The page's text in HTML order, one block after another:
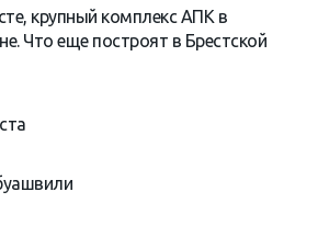
крупный комплекс АПК в
Что еще построят в Брестской